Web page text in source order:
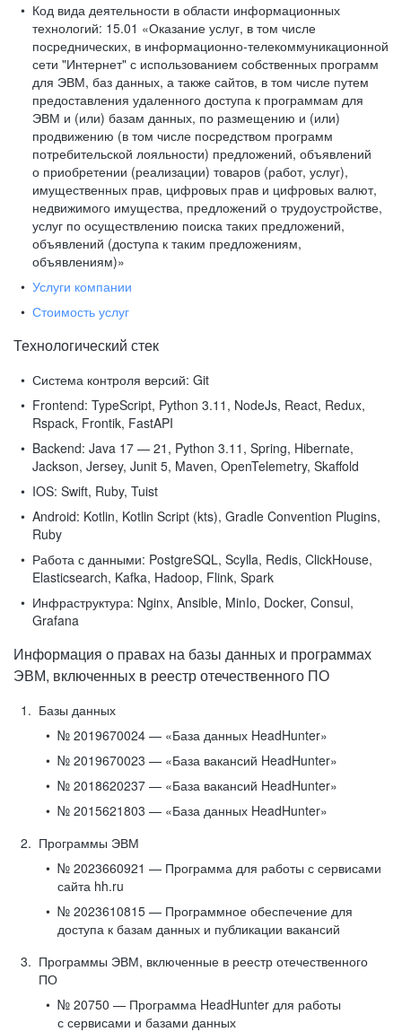
Код вида деятельности в области информационных
технологий: 15.01 «Оказание услуг, в том числе
посреднических, в информационно-телекоммуникационной
сети "Интернет" с использованием собственных программ
для ЭВМ, баз данных, а также сайтов, в том числе путем
предоставления удаленного доступа к программам для
ЭВМ и (или) базам данных, по размещению и (или)
продвижению (в том числе посредством программ
потребительской лояльности) предложений, объявлений
о приобретении (реализации) товаров (работ, услуг),
имущественных прав, цифровых прав и цифровых валют,
недвижимого имущества, предложений о трудоустройстве,
услуг по осуществлению поиска таких предложений,
объявлений (доступа к таким предложениям,
объявлениям)»
Услуги компании
Стоимость услуг
Технологический стек
Система контроля версий: Git
Frontend: TypeScript, Python 3.11, NodeJs, React, Redux,
Rspack, Frontik, FastAPI
Backend: Java 17 — 21, Python 3.11, Spring, Hibernate,
Jackson, Jersey, Junit 5, Maven, OpenTelemetry, Skaffold
IOS: Swift, Ruby, Tuist
Android: Kotlin, Kotlin Script (kts), Gradle Convention Plugins,
Ruby
Работа с данными: PostgreSQL, Scylla, Redis, ClickHouse,
Elasticsearch, Kafka, Hadoop, Flink, Spark
Инфраструктура: Nginx, Ansible, MinIo, Docker, Consul,
Grafana
Информация о правах на базы данных и программах
ЭВМ, включенных в реестр отечественного ПО
Базы данных
№ 2019670024 — «База данных HeadHunter»
№ 2019670023 — «База вакансий HeadHunter»
№ 2018620237 — «База вакансий HeadHunter»
№ 2015621803 — «База данных HeadHunter»
Программы ЭВМ
№ 2023660921 — Программа для работы с сервисами
сайта hh.ru
№ 2023610815 — Программное обеспечение для
доступа к базам данных и публикации вакансий
Программы ЭВМ, включенные в реестр отечественного
ПО
№ 20750 — Программа HeadHunter для работы
с сервисами и базами данных